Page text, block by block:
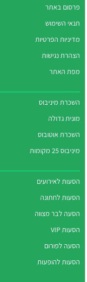
פרסום באתר
תנאי השימוש
מדיניות הפרטיות
הצהרת נגישות
מפת האתר
השכרת מיניבוס
מונית גדולה
השכרת אוטובוס
מיניבוס 25 מקומות
הסעות לאירועים
הסעות לחתונה
הסעה לבר מצווה
הסעות VIP
הסעה לפורום
הסעות להופעות